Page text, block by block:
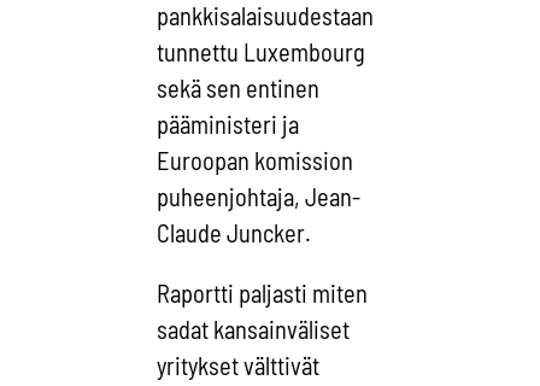
pankkisalaisuudestaan
tunnettu Luxembourg
sekä sen entinen
pääministeri ja
Euroopan komission
puheenjohtaja, Jean-
Claude Juncker.
Raportti paljasti miten
sadat kansainväliset
yritykset välttivät